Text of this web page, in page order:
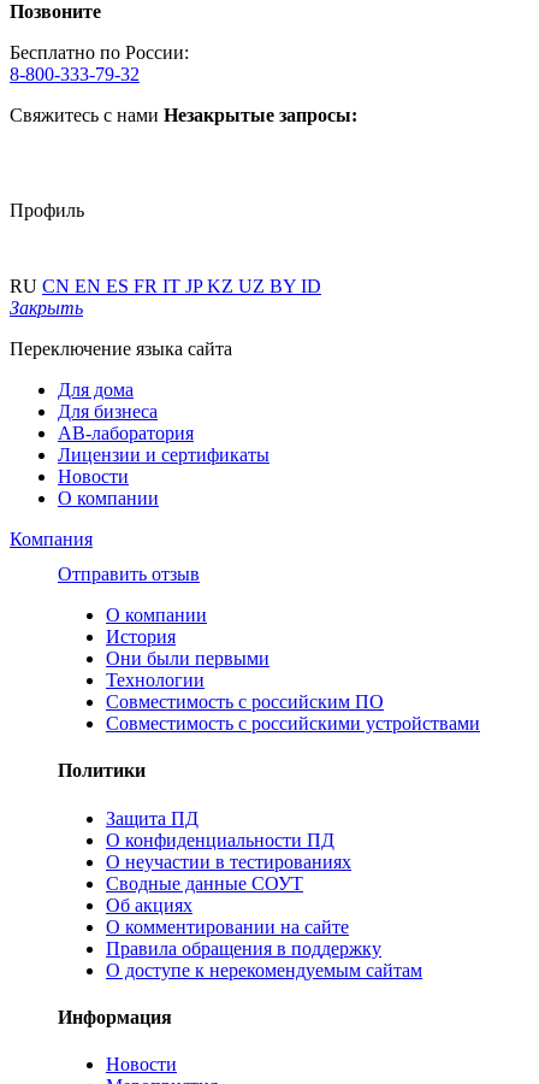
Позвоните
Бесплатно по России:
8-800-333-79-32
Свяжитесь с нами Незакрытые запросы:
Профиль
RU CN EN ES FR IT JPKZ UZ BY ID
Закрыть
Переключение языка сайта
Для дома
Для бизнеса
АВ-лаборатория
Лицензии и сертификаты
Новости
О компании
Компания
Отправить отзыв
О компании
История
Они были первыми
Технологии
Совместимость с российским ПО
Совместимость с российскими устройствами
Политики
Защита ПД
О конфиденциальности ПД
О неучастии в тестированиях
Сводные данные СОУТ
Об акциях
О комментировании на сайте
Правила обращения в поддержку
О доступе к нерекомендуемым сайтам
Информация
Новости